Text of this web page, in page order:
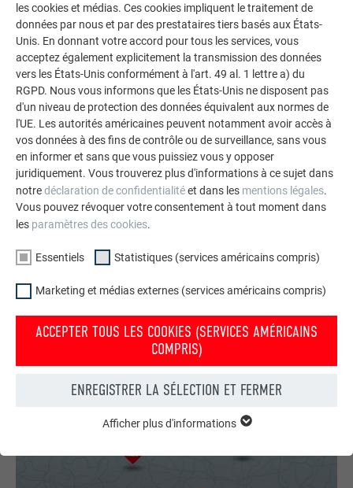
Bâtiments avant et après la rénovation
toitures et façades est un véritable jeu d’enfant.
ACCÈS À LA GALERIE DE RÉNOVATION
les cookies et médias. Ces cookies impliquent le traitement de
données par nous et par des prestataires tiers basés aux États-
Unis. En donnant votre accord pour tous les services, vous
acceptez également explicitement la transmission des données
vers les États-Unis conformément à l'art. 49 al. 1 lettre a) du
RGPD. Nous vous informons que les États-Unis ne disposent pas
d'un niveau de protection des données équivalent aux normes de
l'UE. Les autorités américaines peuvent notamment avoir accès à
vos données à des fins de contrôle ou de surveillance, sans vous
en informer et sans que vous puissiez vous y opposer
juridiquement. Vous trouverez plus d'informations à ce sujet dans
notredéclaration de confidentialitéet dans les mentions légales.
Vous pouvez révoquer votre consentement à tout moment dans
les paramètres des cookies.
Essentiels Statistiques (services américains compris)
Marketing et médias externes (services américains compris)
ACCEPTER TOUS LES COOKIES (SERVICES AMÉRICAINS
COMPRIS)
ENREGISTRER LA SÉLECTION ET FERMER
fonctions de base du site Internet. Ils garantissent que le site
Afficher plus d'informations